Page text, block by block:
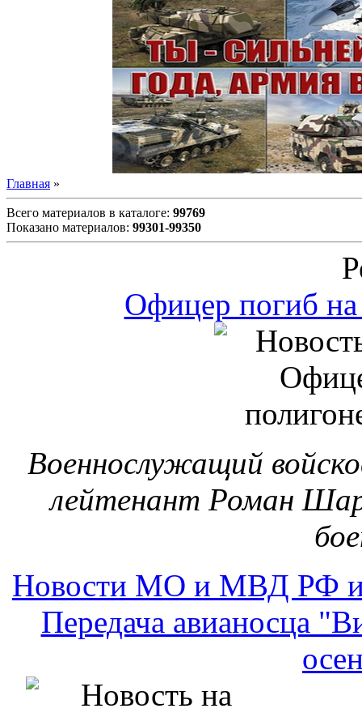
Офицер погиб на
Военнослужащий
лейтенант Роман
Новости МО и МВД РФ
Передача авианосца
Срок
на "Севмаше"
"Викрамадитья"
переносится,